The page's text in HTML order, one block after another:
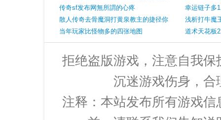
作战略
传奇sf发布网無所謂的心疼
散人传奇去骨魔洞打黄泉教主的捷径你
还记得吗
当年玩家比怪物多的四张地图
幸运链子多
浅析打牛魔
道术天花板
拒绝盗版游戏，注意自我
沉迷游戏伤身，合
注释：本站发布所有游戏